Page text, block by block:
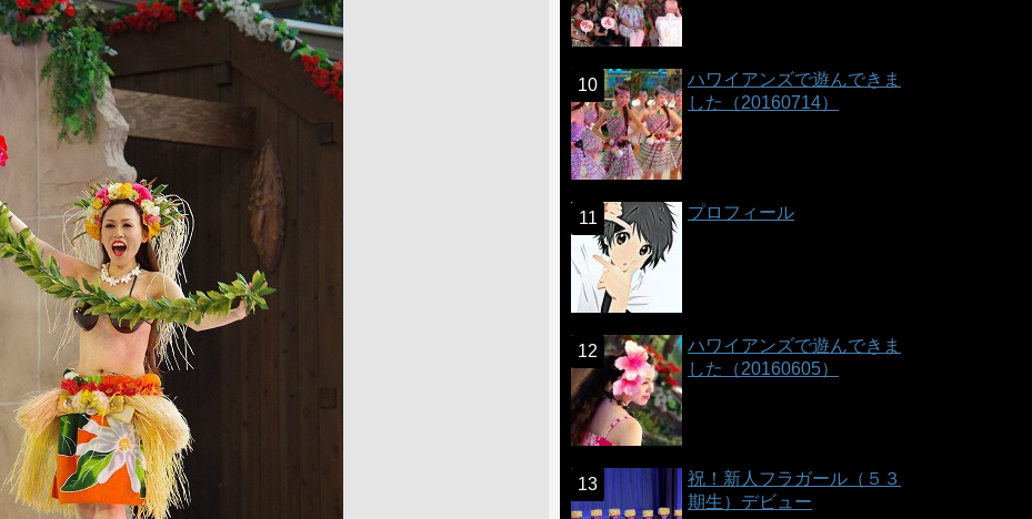
ハワイアンズで遊んできま
した（20160714）
プロフィール
ハワイアンズで遊んできま
した（20160605）
祝！新人フラガール（５３
期生）デビュー